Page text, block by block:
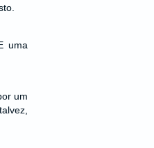
uma
um